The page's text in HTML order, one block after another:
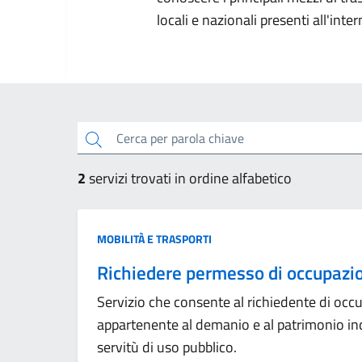
locali e nazionali presenti
cerca
2servizi trovati in ordine alfabetico
Categoria:
MOBILITÀ E TRASPORTI
Richiedere permesso di
Servizio che consente al richiedente di
appartenente al demanio e al patrimonio
servitù di uso pubblico.